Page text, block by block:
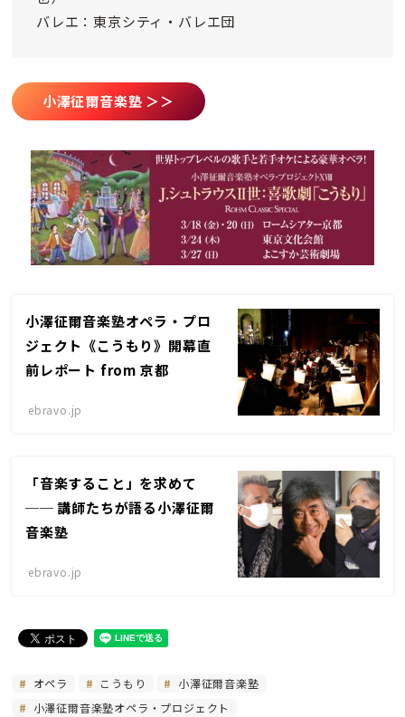
バレエ：東京シティ・バレエ団
小澤征爾音楽塾 ＞＞
小澤征爾音楽塾オペラ・プロ
ジェクト《こうもり》開幕直
前レポート from 京都
ebravo.jp
「音楽すること」を求めて
── 講師たちが語る小澤征爾
音楽塾
ebravo.jp
オペラ こうもり
小澤征爾音楽塾
小澤征爾音楽塾オペラ・プロジェクト